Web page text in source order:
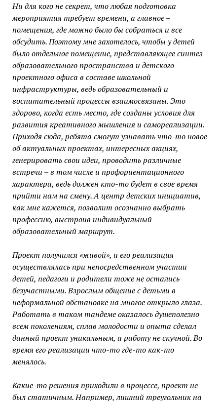
Ни для кого не секрет, что любая подготовка
мероприятия требует времени, а главное –
помещения, где можно было бы собраться и все
обсудить. Поэтому мне захотелось, чтобы у детей
было отдельное помещение, представляющее синтез
образовательного пространства и детского
проектного офиса в составе школьной
инфраструктуры, ведь образовательный и
воспитательный процессы взаимосвязаны. Это
здорово, когда есть место, где созданы условия для
развития креативного мышления и самореализации.
Приходя сюда, ребята смогут узнавать что-то новое
об актуальных проектах, интересных акциях,
генерировать свои идеи, проводить различные
встречи – в том числе и профориентационного
характера, ведь должен кто-то будет в свое время
прийти нам на смену. А центр детских инициатив,
как мне кажется, позволит осознанно выбрать
профессию, выстроив индивидуальный
образовательный маршрут.
Проект получился «живой», и его реализация
осуществлялась при непосредственном участии
детей, педагоги и родители тоже не остались
безучастными. Взрослым общение с детьми в
неформальной обстановке на многое открыло глаза.
Работать в таком тандеме оказалось душеполезно
всем поколениям, сплав молодости и опыта сделал
данный проект уникальным, а работу не скучной. Во
время его реализации что-то где-то как-то
менялось.
Какие-то решения приходили в процессе, проект не
был статичным. Например, лишний треугольник на